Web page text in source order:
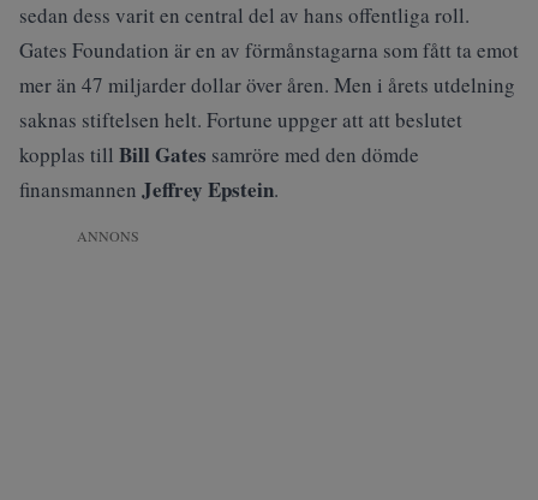
sedan dess varit en central del av hans offentliga roll.
Gates Foundation är en av förmånstagarna som fått ta emot
mer än 47 miljarder dollar över åren. Men i årets utdelning
saknas stiftelsen helt. Fortune uppger att att beslutet
kopplas till Bill Gates samröre med den dömde
finansmannen Jeffrey Epstein.
ANNONS